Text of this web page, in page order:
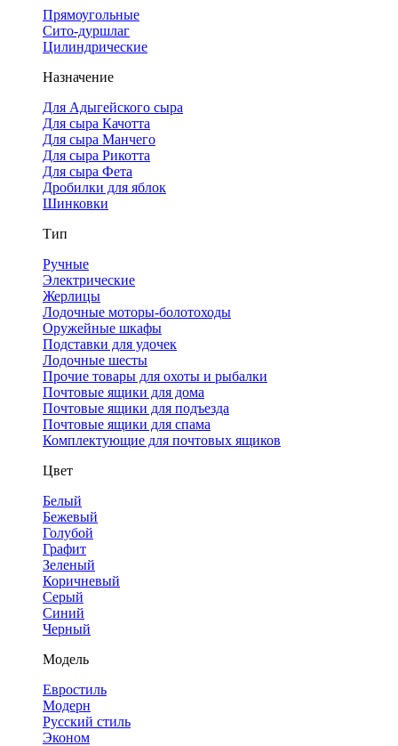
Прямоугольные
Сито-дуршлаг
Цилиндрические
Назначение
Для Адыгейского сыра
Для сыра Качотта
Для сыра Манчего
Для сыра Рикотта
Для сыра Фета
Дробилки для яблок
Шинковки
Тип
Ручные
Электрические
Жерлицы
Лодочные моторы-болотоходы
Оружейные шкафы
Подставки для удочек
Лодочные шесты
Прочие товары для охоты и рыбалки
Почтовые ящики для дома
Почтовые ящики для подъезда
Почтовые ящики для спама
Комплектующие для почтовых ящиков
Цвет
Белый
Бежевый
Голубой
Графит
Зеленый
Коричневый
Серый
Синий
Черный
Модель
Евростиль
Модерн
Русский стиль
Эконом